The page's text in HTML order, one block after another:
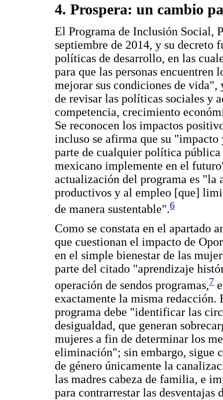
4. Prospera: un cambio
El Programa de Inclusión Social,
septiembre de 2014, y su decreto
políticas de desarrollo, en las
para que las personas encuentren
mejorar sus condiciones de vida",
de revisar las políticas sociales y
competencia, crecimiento
Se reconocen los impactos
incluso se afirma que su
parte de cualquier política
mexicano implemente en el
actualización del programa es "la
productivos y al empleo [que]
de manera sustentable".6
Como se constata en el apartado
que cuestionan el impacto de
en el simple bienestar de las
parte del citado "aprendizaje
operación de sendos programas,7
exactamente la misma redacción.
programa debe "identificar las
desigualdad, que generan
mujeres a fin de determinar los
eliminación"; sin embargo, sigue
de género únicamente la
las madres cabeza de familia, e
para contrarrestar las desventajas